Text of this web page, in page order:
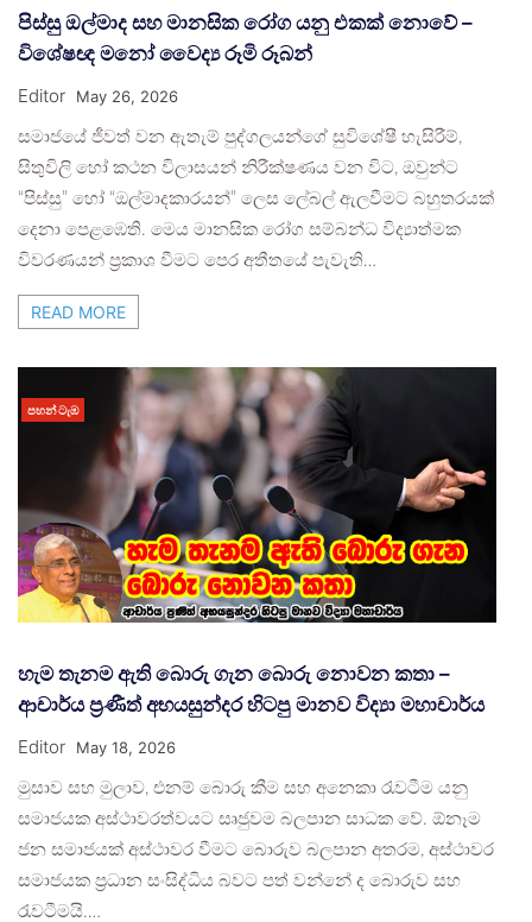
පිස්සු ඔල්මාද සහ මානසික රෝග යනු එකක් නොවේ –
විශේෂඥ මනෝ වෛද්‍ය රූමි රූබන්
Editor May 26, 2026
සමාජයේ ජීවත් වන ඇතැම් පුද්ගලයන්ගේ සුවිශේෂී හැසිරීම්,
සිතුවිලි හෝ කථන විලාසයන් නිරීක්ෂණය වන විට, ඔවුන්ට
“පිස්සු” හෝ “ඔල්මාදකාරයන්” ලෙස ලේබල් ඇලවීමට බහුතරයක්
දෙනා පෙළඹෙති. මෙය මානසික රෝග සම්බන්ධ විද්‍යාත්මක
විවරණයන් ප්‍රකාශ වීමට පෙර අතීතයේ පැවැති…
READ MORE
පහන් ටැඹ
හැම තැනම ඇති බොරු ගැන බොරු නොවන කතා –
ආචාර්ය ප්‍රණීත් අභයසුන්දර හිටපු මානව විද්‍යා මහාචාර්ය
Editor May 18, 2026
මුසාව සහ මුලාව, එනම් බොරු කීම සහ අනෙකා රැවටීම යනු
සමාජයක අස්ථාවරත්වයට සෘජුවම බලපාන සාධක වේ. ඕනෑම
ජන සමාජයක් අස්ථාවර වීමට බොරුව බලපාන අතරම, අස්ථාවර
සමාජයක ප්‍රධාන සංසිද්ධිය බවට පත් වන්නේ ද බොරුව සහ
රැවටීමයි.…